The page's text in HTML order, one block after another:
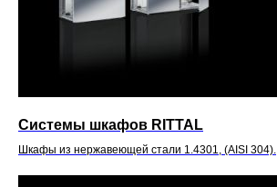
Системы шкафов RITTAL
Шкафы из нержавеющей стали 1.4301, (AISI 304).